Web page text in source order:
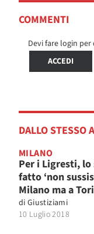
COMMENTI
Devi fare login
ACCEDI
DALLO STESSO
MILANO
Per i Ligresti, lo
fatto ‘non
Milano ma a
di Giustiziami
10 Luglio 2018